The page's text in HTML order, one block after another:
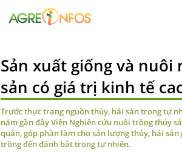
Sản xuất giống và
sản có giá trị kinh tế
Trước thực trạng nguồn thủy, hải sản trong tự
năm gần đây Viện Nghiên cứu nuôi trồng thủy
quản, góp phần làm cho sản lượng thủy, hải
trồng đến đánh bắt trong tự nhiên.